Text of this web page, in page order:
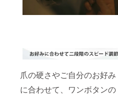
爪の硬さやご自分のお好み
に合わせて、ワンボタンの